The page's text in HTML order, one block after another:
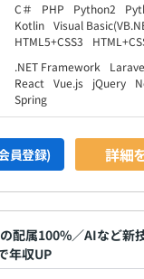
C＃ PHP Python2
Kotlin Visual
HTML5+CSS3
.NET Framework
React
Vue.js jQuery
Spring
員登録) 詳細
の配属100%／AIなど
年収UP